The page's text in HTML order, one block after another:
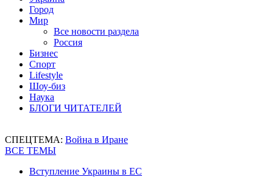
Город
Мир
Все новости раздела
Россия
Бизнес
Спорт
Lifestyle
Шоу-биз
Наука
БЛОГИ ЧИТАТЕЛЕЙ
СПЕЦТЕМА: Война в Иране
ВСЕ ТЕМЫ
Вступление Украины в ЕС